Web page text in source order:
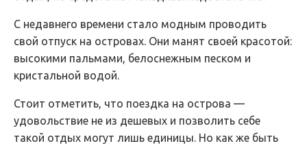
С недавнего времени стало модным проводить
свой отпуск на островах. Они манят своей красотой:
высокими пальмами, белоснежным песком и
кристальной водой.
Стоит отметить, что поездка на острова —
удовольствие не из дешевых и позволить себе
такой отдых могут лишь единицы. Но как же быть